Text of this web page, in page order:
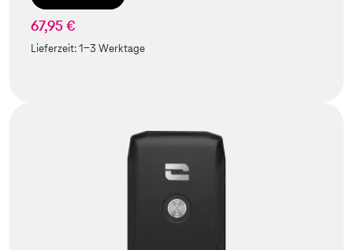
67,95 €
Lieferzeit:1-3 Werktage